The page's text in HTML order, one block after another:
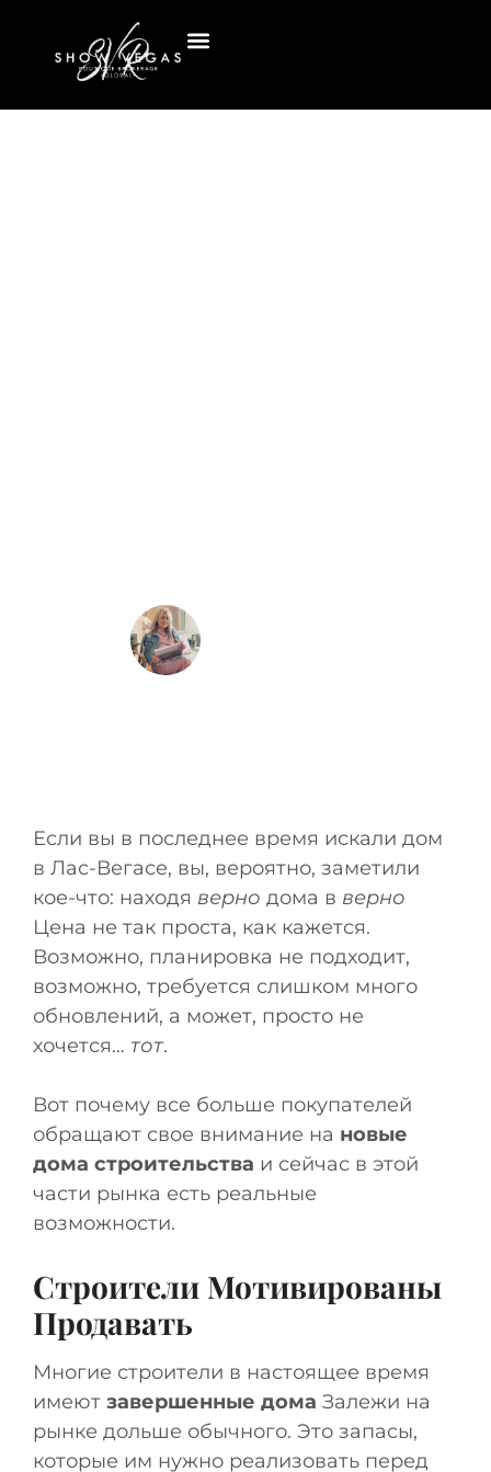
Если вы в последнее время искали дом
в Лас-Вегасе, вы, вероятно, заметили
кое-что: находя верно дома в верно
Цена не так проста, как кажется.
Возможно, планировка не подходит,
возможно, требуется слишком много
обновлений, а может, просто не
хочется… тот.
Вот почему все больше покупателей
обращают свое внимание на новые
дома строительства и сейчас в этой
части рынка есть реальные
возможности.
Строители Мотивированы
Продавать
Многие строители в настоящее время
имеют завершенные дома Залежи на
рынке дольше обычного. Это запасы,
которые им нужно реализовать перед